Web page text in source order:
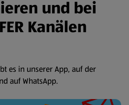
und bei
Kanälen
es in unserer App, auf der
auf WhatsApp.